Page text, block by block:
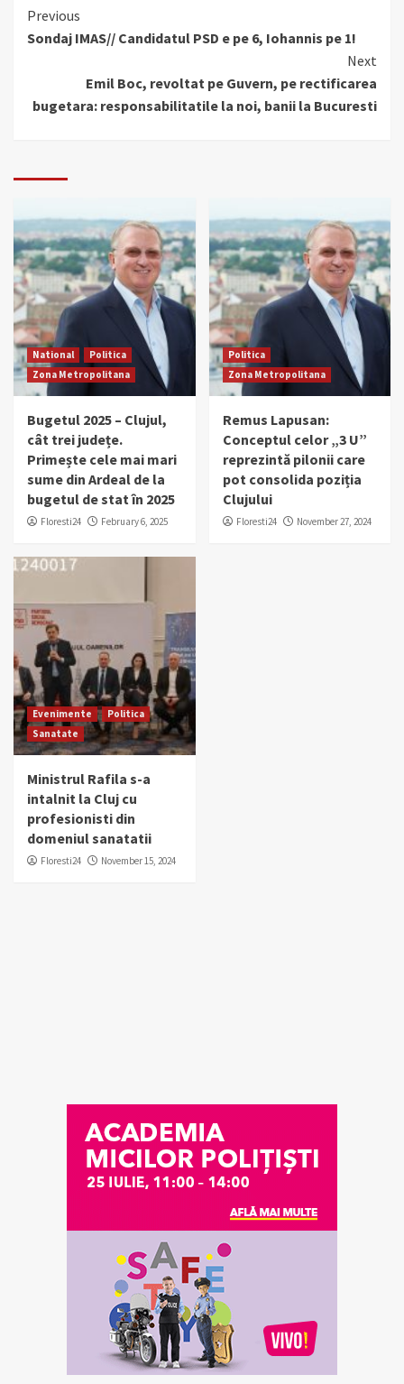
Continue
Reading
Previous
Sondaj IMAS// Candidatul PSD e pe 6, Iohannis pe 1!
Next
Emil Boc, revoltat pe Guvern, pe rectificarea
bugetara: responsabilitatile la noi, banii la Bucuresti
National
Politica
Zona Metropolitana
Bugetul 2025 – Clujul,
cât trei județe.
Primește cele mai mari
sume din Ardeal de la
bugetul de stat în 2025
Floresti24 February 6, 2025
Politica
Zona Metropolitana
Remus Lapusan:
Conceptul celor „3 U”
reprezintă pilonii care
pot consolida poziția
Clujului
Floresti24 November 27, 2024
Evenimente
Politica
Sanatate
Ministrul Rafila s-a
intalnit la Cluj cu
profesionisti din
domeniul sanatatii
Floresti24 November 15, 2024